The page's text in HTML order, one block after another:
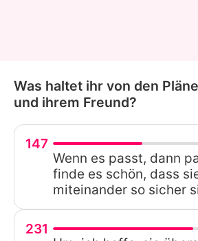
Was haltet ihr von den
und ihrem Freund?
147
Wenn es passt, dann
finde es schön, dass
miteinander so sicher
231